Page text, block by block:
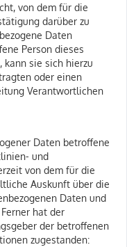
von dem für die
darüber zu
Daten
Person dieses
kann sie sich hierzu
oder einen
Verantwortlichen
Daten betroffene
und
von dem für die
Auskunft über die
Daten und
hat der
der betroffenen
zugestanden: